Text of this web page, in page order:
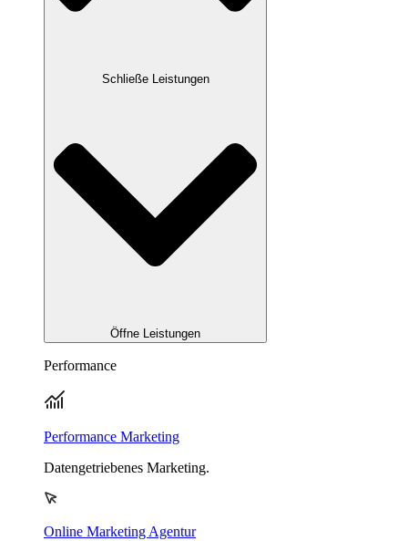
Schließe Leistungen
Öffne Leistungen
Performance
Performance Marketing
Datengetriebenes Marketing.
Online Marketing Agentur